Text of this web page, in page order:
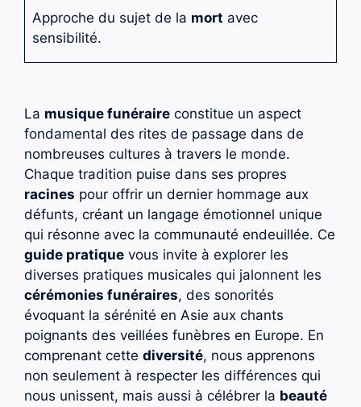
Approche du sujet de la mort avec
sensibilité.
La musique funéraire constitue un aspect
fondamental des rites de passage dans de
nombreuses cultures à travers le monde.
Chaque tradition puise dans ses propres
racines pour offrir un dernier hommage aux
défunts, créant un langage émotionnel unique
qui résonne avec la communauté endeuillée. Ce
guide pratique vous invite à explorer les
diverses pratiques musicales qui jalonnent les
cérémonies funéraires, des sonorités
évoquant la sérénité en Asie aux chants
poignants des veillées funèbres en Europe. En
comprenant cette diversité, nous apprenons
non seulement à respecter les différences qui
nous unissent, mais aussi à célébrer la beauté